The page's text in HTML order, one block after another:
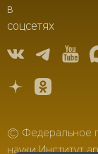
в
соцсетях
© Федеральное
науки Институт